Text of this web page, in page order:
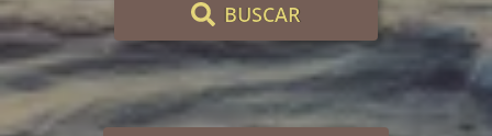
BUSCAR